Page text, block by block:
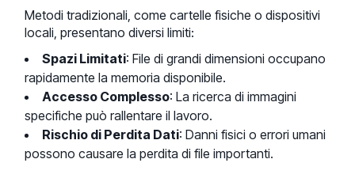
Metodi tradizionali, come cartelle fisiche o dispositivi
locali, presentano diversi limiti:
Spazi Limitati: File di grandi dimensioni occupano
rapidamente la memoria disponibile.
Accesso Complesso: La ricerca di immagini
specifiche può rallentare il lavoro.
Rischio di Perdita Dati: Danni fisici o errori umani
possono causare la perdita di file importanti.